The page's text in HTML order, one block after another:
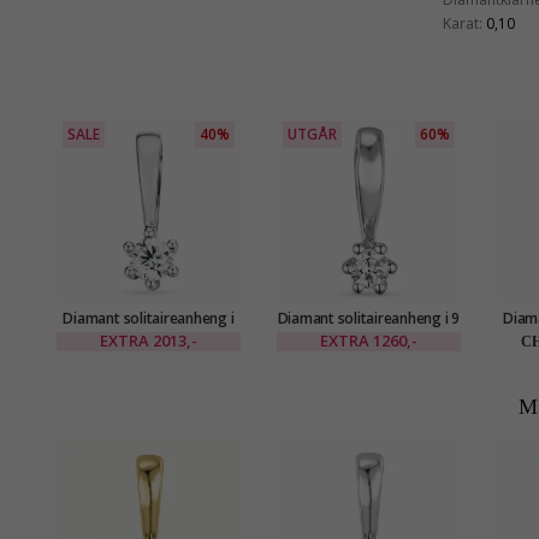
Karat: 0,10
SALE 40%
Diamant solitaireanheng i
14 karat hvitt gull 0,05 ct
EXTRA 2013,-
UTGÅR 60%
Diamant solitaireanheng i 9
karat hvitt gull 0,05 ct
EXTRA 1260,-
14